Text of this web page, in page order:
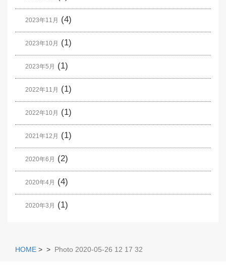
2023年11月 (4)
2023年10月 (1)
2023年5月 (1)
2022年11月 (1)
2022年10月 (1)
2021年12月 (1)
2020年6月 (2)
2020年4月 (4)
2020年3月 (1)
HOME > > Photo 2020-05-26 12 17 32